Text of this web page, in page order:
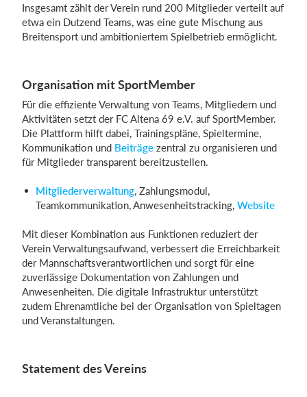
Insgesamt zählt der Verein rund 200 Mitglieder verteilt auf
etwa ein Dutzend Teams, was eine gute Mischung aus
Breitensport und ambitioniertem Spielbetrieb ermöglicht.
Organisation mit SportMember
Für die effiziente Verwaltung von Teams, Mitgliedern und
Aktivitäten setzt der FC Altena 69 e.V. auf SportMember.
Die Plattform hilft dabei, Trainingspläne, Spieltermine,
Kommunikation und Beiträge zentral zu organisieren und
für Mitglieder transparent bereitzustellen.
Mitgliederverwaltung, Zahlungsmodul,
Teamkommunikation, Anwesenheitstracking, Website
Mit dieser Kombination aus Funktionen reduziert der
Verein Verwaltungsaufwand, verbessert die Erreichbarkeit
der Mannschaftsverantwortlichen und sorgt für eine
zuverlässige Dokumentation von Zahlungen und
Anwesenheiten. Die digitale Infrastruktur unterstützt
zudem Ehrenamtliche bei der Organisation von Spieltagen
und Veranstaltungen.
Statement des Vereins